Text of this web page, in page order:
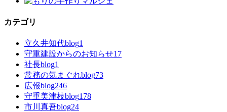
カテゴリ
立久井知代blog1
守重建設からのお知らせ17
社長blog1
常務の気まぐれblog73
広報blog246
守重美津枝blog178
市川真吾blog24